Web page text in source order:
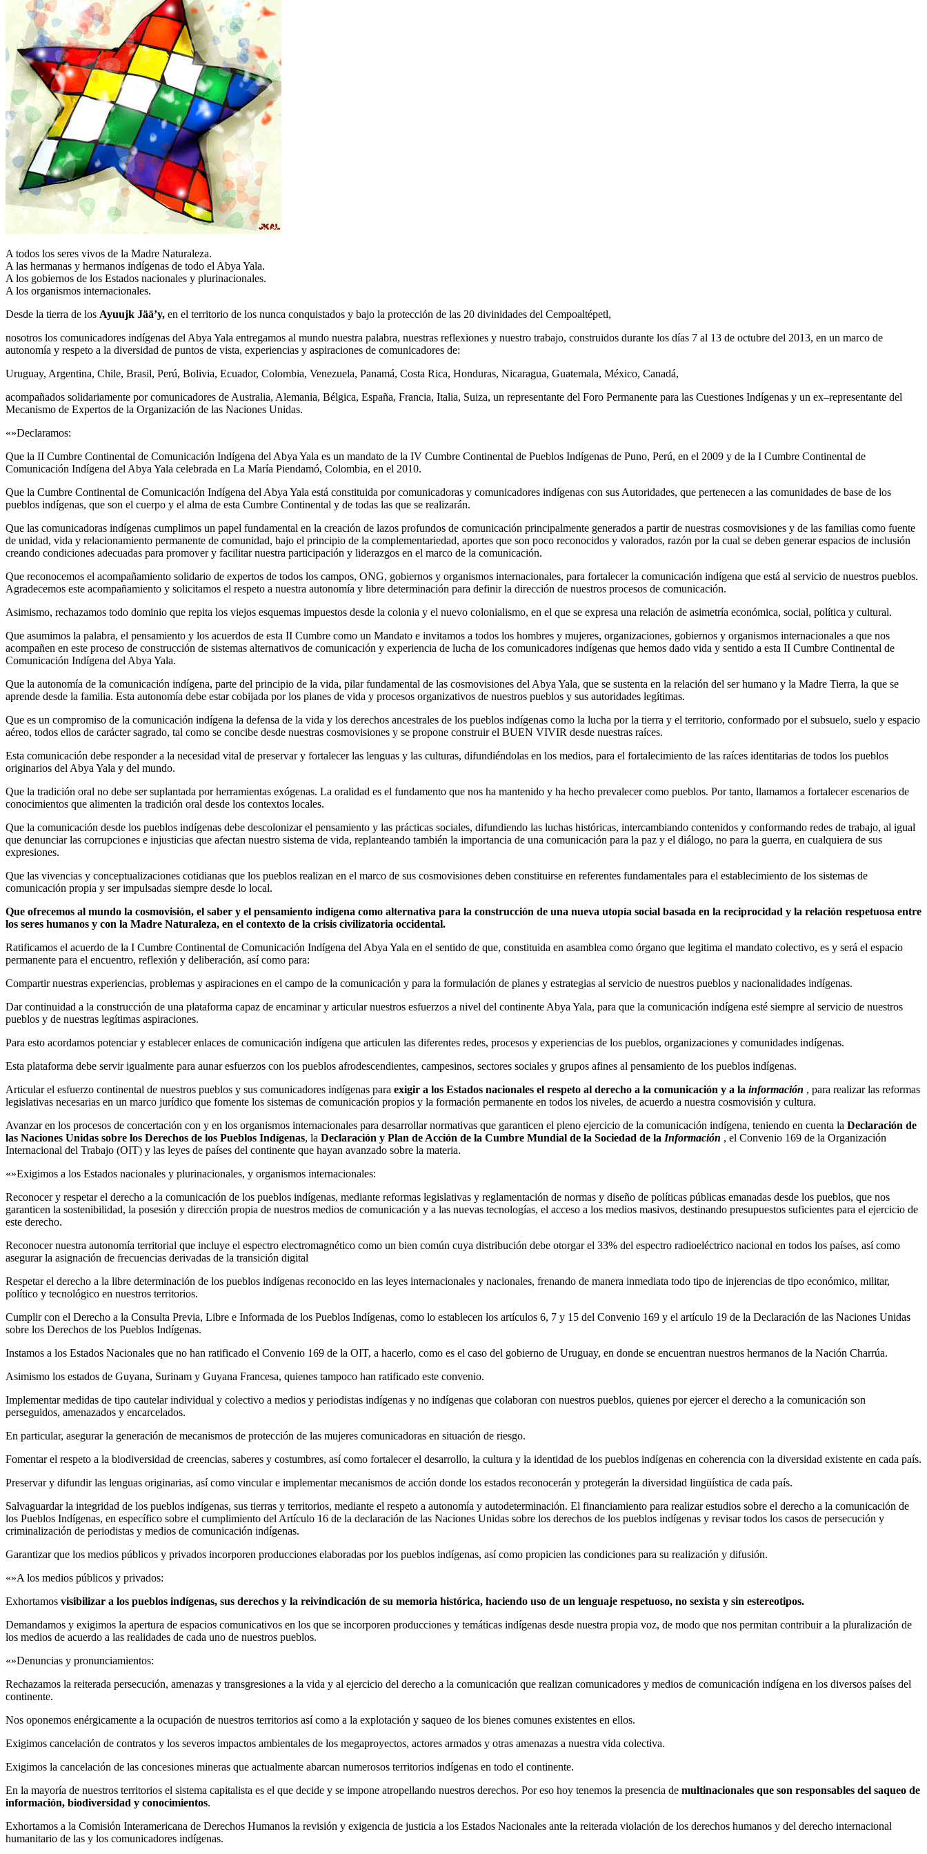
A todos los seres vivos de la Madre Naturaleza.
A las hermanas y hermanos indígenas de todo el Abya Yala.
A los gobiernos de los Estados nacionales y plurinacionales.
A los organismos internacionales.
Desde la tierra de los Ayuujk Jää’y, en el territorio de los nunca conquistados y bajo la protección de las 20 divinidades del Cempoaltépetl,
nosotros los comunicadores indígenas del Abya Yala entregamos al mundo nuestra palabra, nuestras reflexiones y nuestro trabajo, construidos durante los días 7 al 13 de octubre del 2013, en un marco de
autonomía y respeto a la diversidad de puntos de vista, experiencias y aspiraciones de comunicadores de:
Uruguay, Argentina, Chile, Brasil, Perú, Bolivia, Ecuador, Colombia, Venezuela, Panamá, Costa Rica, Honduras, Nicaragua, Guatemala, México, Canadá,
acompañados solidariamente por comunicadores de Australia, Alemania, Bélgica, España, Francia, Italia, Suiza, un representante del Foro Permanente para las Cuestiones Indígenas y un ex–representante del
Mecanismo de Expertos de la Organización de las Naciones Unidas.
«»Declaramos:
Que la II Cumbre Continental de Comunicación Indígena del Abya Yala es un mandato de la IV Cumbre Continental de Pueblos Indígenas de Puno, Perú, en el 2009 y de la I Cumbre Continental de
Comunicación Indígena del Abya Yala celebrada en La María Piendamó, Colombia, en el 2010.
Que la Cumbre Continental de Comunicación Indígena del Abya Yala está constituida por comunicadoras y comunicadores indígenas con sus Autoridades, que pertenecen a las comunidades de base de los
pueblos indígenas, que son el cuerpo y el alma de esta Cumbre Continental y de todas las que se realizarán.
Que las comunicadoras indígenas cumplimos un papel fundamental en la creación de lazos profundos de comunicación principalmente generados a partir de nuestras cosmovisiones y de las familias como fuente
de unidad, vida y relacionamiento permanente de comunidad, bajo el principio de la complementariedad, aportes que son poco reconocidos y valorados, razón por la cual se deben generar espacios de inclusión
creando condiciones adecuadas para promover y facilitar nuestra participación y liderazgos en el marco de la comunicación.
Que reconocemos el acompañamiento solidario de expertos de todos los campos, ONG, gobiernos y organismos internacionales, para fortalecer la comunicación indígena que está al servicio de nuestros pueblos.
Agradecemos este acompañamiento y solicitamos el respeto a nuestra autonomía y libre determinación para definir la dirección de nuestros procesos de comunicación.
Asimismo, rechazamos todo dominio que repita los viejos esquemas impuestos desde la colonia y el nuevo colonialismo, en el que se expresa una relación de asimetría económica, social, política y cultural.
Que asumimos la palabra, el pensamiento y los acuerdos de esta II Cumbre como un Mandato e invitamos a todos los hombres y mujeres, organizaciones, gobiernos y organismos internacionales a que nos
acompañen en este proceso de construcción de sistemas alternativos de comunicación y experiencia de lucha de los comunicadores indígenas que hemos dado vida y sentido a esta II Cumbre Continental de
Comunicación Indígena del Abya Yala.
Que la autonomía de la comunicación indígena, parte del principio de la vida, pilar fundamental de las cosmovisiones del Abya Yala, que se sustenta en la relación del ser humano y la Madre Tierra, la que se
aprende desde la familia. Esta autonomía debe estar cobijada por los planes de vida y procesos organizativos de nuestros pueblos y sus autoridades legítimas.
Que es un compromiso de la comunicación indígena la defensa de la vida y los derechos ancestrales de los pueblos indígenas como la lucha por la tierra y el territorio, conformado por el subsuelo, suelo y espacio
aéreo, todos ellos de carácter sagrado, tal como se concibe desde nuestras cosmovisiones y se propone construir el BUEN VIVIR desde nuestras raíces.
Esta comunicación debe responder a la necesidad vital de preservar y fortalecer las lenguas y las culturas, difundiéndolas en los medios, para el fortalecimiento de las raíces identitarias de todos los pueblos
originarios del Abya Yala y del mundo.
Que la tradición oral no debe ser suplantada por herramientas exógenas. La oralidad es el fundamento que nos ha mantenido y ha hecho prevalecer como pueblos. Por tanto, llamamos a fortalecer escenarios de
conocimientos que alimenten la tradición oral desde los contextos locales.
Que la comunicación desde los pueblos indígenas debe descolonizar el pensamiento y las prácticas sociales, difundiendo las luchas históricas, intercambiando contenidos y conformando redes de trabajo, al igual
que denunciar las corrupciones e injusticias que afectan nuestro sistema de vida, replanteando también la importancia de una comunicación para la paz y el diálogo, no para la guerra, en cualquiera de sus
expresiones.
Que las vivencias y conceptualizaciones cotidianas que los pueblos realizan en el marco de sus cosmovisiones deben constituirse en referentes fundamentales para el establecimiento de los sistemas de
comunicación propia y ser impulsadas siempre desde lo local.
Que ofrecemos al mundo la cosmovisión, el saber y el pensamiento indígena como alternativa para la construcción de una nueva utopía social basada en la reciprocidad y la relación respetuosa entre
los seres humanos y con la Madre Naturaleza, en el contexto de la crisis civilizatoria occidental.
Ratificamos el acuerdo de la I Cumbre Continental de Comunicación Indígena del Abya Yala en el sentido de que, constituida en asamblea como órgano que legitima el mandato colectivo, es y será el espacio
permanente para el encuentro, reflexión y deliberación, así como para:
Compartir nuestras experiencias, problemas y aspiraciones en el campo de la comunicación y para la formulación de planes y estrategias al servicio de nuestros pueblos y nacionalidades indígenas.
Dar continuidad a la construcción de una plataforma capaz de encaminar y articular nuestros esfuerzos a nivel del continente Abya Yala, para que la comunicación indígena esté siempre al servicio de nuestros
pueblos y de nuestras legítimas aspiraciones.
Para esto acordamos potenciar y establecer enlaces de comunicación indígena que articulen las diferentes redes, procesos y experiencias de los pueblos, organizaciones y comunidades indígenas.
Esta plataforma debe servir igualmente para aunar esfuerzos con los pueblos afrodescendientes, campesinos, sectores sociales y grupos afines al pensamiento de los pueblos indígenas.
Articular el esfuerzo continental de nuestros pueblos y sus comunicadores indígenas para exigir a los Estados nacionales el respeto al derecho a la comunicación y a la información , para realizar las reformas
legislativas necesarias en un marco jurídico que fomente los sistemas de comunicación propios y la formación permanente en todos los niveles, de acuerdo a nuestra cosmovisión y cultura.
Avanzar en los procesos de concertación con y en los organismos internacionales para desarrollar normativas que garanticen el pleno ejercicio de la comunicación indígena, teniendo en cuenta la Declaración de
las Naciones Unidas sobre los Derechos de los Pueblos Indígenas, la Declaración y Plan de Acción de la Cumbre Mundial de la Sociedad de la Información , el Convenio 169 de la Organización
Internacional del Trabajo (OIT) y las leyes de países del continente que hayan avanzado sobre la materia.
«»Exigimos a los Estados nacionales y plurinacionales, y organismos internacionales:
Reconocer y respetar el derecho a la comunicación de los pueblos indígenas, mediante reformas legislativas y reglamentación de normas y diseño de políticas públicas emanadas desde los pueblos, que nos
garanticen la sostenibilidad, la posesión y dirección propia de nuestros medios de comunicación y a las nuevas tecnologías, el acceso a los medios masivos, destinando presupuestos suficientes para el ejercicio de
este derecho.
Reconocer nuestra autonomía territorial que incluye el espectro electromagnético como un bien común cuya distribución debe otorgar el 33% del espectro radioeléctrico nacional en todos los países, así como
asegurar la asignación de frecuencias derivadas de la transición digital
Respetar el derecho a la libre determinación de los pueblos indígenas reconocido en las leyes internacionales y nacionales, frenando de manera inmediata todo tipo de injerencias de tipo económico, militar,
político y tecnológico en nuestros territorios.
Cumplir con el Derecho a la Consulta Previa, Libre e Informada de los Pueblos Indígenas, como lo establecen los artículos 6, 7 y 15 del Convenio 169 y el artículo 19 de la Declaración de las Naciones Unidas
sobre los Derechos de los Pueblos Indígenas.
Instamos a los Estados Nacionales que no han ratificado el Convenio 169 de la OIT, a hacerlo, como es el caso del gobierno de Uruguay, en donde se encuentran nuestros hermanos de la Nación Charrúa.
Asimismo los estados de Guyana, Surinam y Guyana Francesa, quienes tampoco han ratificado este convenio.
Implementar medidas de tipo cautelar individual y colectivo a medios y periodistas indígenas y no indígenas que colaboran con nuestros pueblos, quienes por ejercer el derecho a la comunicación son
perseguidos, amenazados y encarcelados.
En particular, asegurar la generación de mecanismos de protección de las mujeres comunicadoras en situación de riesgo.
Fomentar el respeto a la biodiversidad de creencias, saberes y costumbres, así como fortalecer el desarrollo, la cultura y la identidad de los pueblos indígenas en coherencia con la diversidad existente en cada país.
Preservar y difundir las lenguas originarias, así como vincular e implementar mecanismos de acción donde los estados reconocerán y protegerán la diversidad lingüística de cada país.
Salvaguardar la integridad de los pueblos indígenas, sus tierras y territorios, mediante el respeto a autonomía y autodeterminación. El financiamiento para realizar estudios sobre el derecho a la comunicación de
los Pueblos Indígenas, en específico sobre el cumplimiento del Artículo 16 de la declaración de las Naciones Unidas sobre los derechos de los pueblos indígenas y revisar todos los casos de persecución y
criminalización de periodistas y medios de comunicación indígenas.
Garantizar que los medios públicos y privados incorporen producciones elaboradas por los pueblos indígenas, así como propicien las condiciones para su realización y difusión.
«»A los medios públicos y privados:
Exhortamos visibilizar a los pueblos indígenas, sus derechos y la reivindicación de su memoria histórica, haciendo uso de un lenguaje respetuoso, no sexista y sin estereotipos.
Demandamos y exigimos la apertura de espacios comunicativos en los que se incorporen producciones y temáticas indígenas desde nuestra propia voz, de modo que nos permitan contribuir a la pluralización de
los medios de acuerdo a las realidades de cada uno de nuestros pueblos.
«»Denuncias y pronunciamientos:
Rechazamos la reiterada persecución, amenazas y transgresiones a la vida y al ejercicio del derecho a la comunicación que realizan comunicadores y medios de comunicación indígena en los diversos países del
continente.
Nos oponemos enérgicamente a la ocupación de nuestros territorios así como a la explotación y saqueo de los bienes comunes existentes en ellos.
Exigimos cancelación de contratos y los severos impactos ambientales de los megaproyectos, actores armados y otras amenazas a nuestra vida colectiva.
Exigimos la cancelación de las concesiones mineras que actualmente abarcan numerosos territorios indígenas en todo el continente.
En la mayoría de nuestros territorios el sistema capitalista es el que decide y se impone atropellando nuestros derechos. Por eso hoy tenemos la presencia de multinacionales que son responsables del saqueo de
información, biodiversidad y conocimientos.
Exhortamos a la Comisión Interamericana de Derechos Humanos la revisión y exigencia de justicia a los Estados Nacionales ante la reiterada violación de los derechos humanos y del derecho internacional
humanitario de las y los comunicadores indígenas.